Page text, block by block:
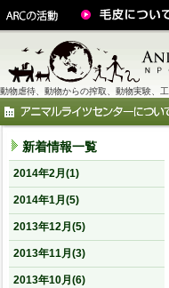
動物虐待、動物からの搾取、動物実験、
新着情報一覧
2014年2月(1)
2014年1月(5)
2013年12月(5)
2013年11月(3)
2013年10月(6)